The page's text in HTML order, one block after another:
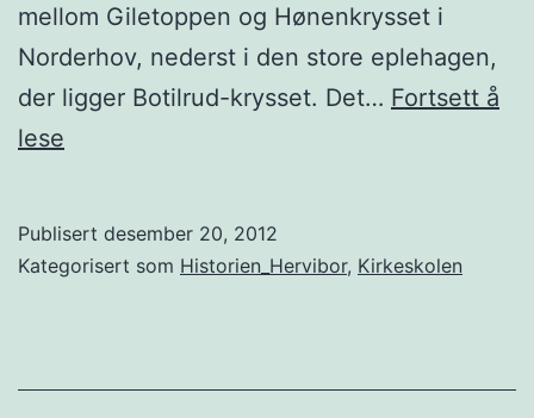
mellom Giletoppen og Hønenkrysset i
Norderhov, nederst i den store eplehagen,
der ligger Botilrud-krysset. Det… Fortsett å
lese
Publisert desember 20, 2012
Kategorisert som Historien_Hervibor, Kirkeskolen